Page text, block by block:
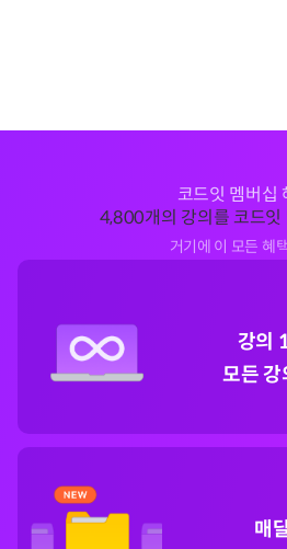
코드잇 멤버십
4,800개의 강의를 코드잇
거기에 이 모든 혜
강의
모든 강
매